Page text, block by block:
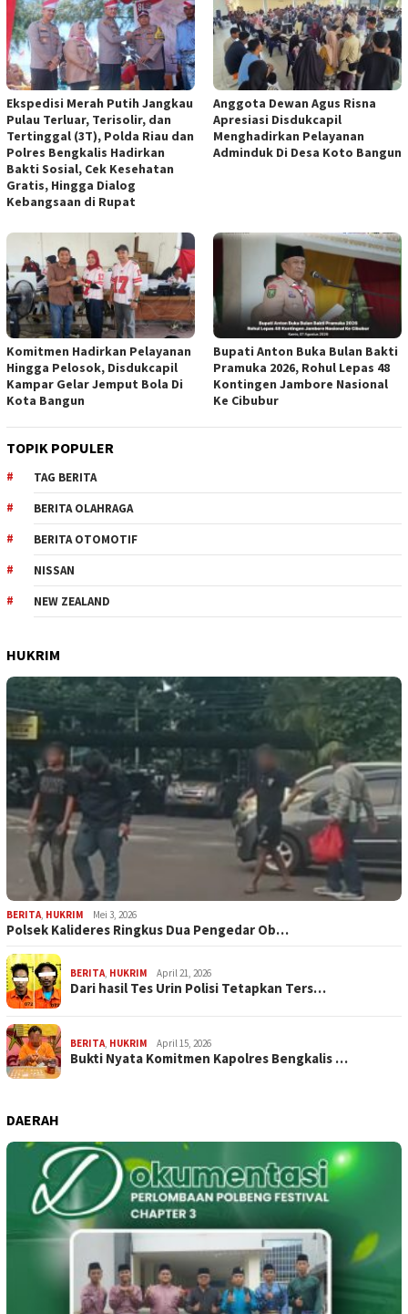
Ekspedisi Merah Putih Jangkau
Pulau Terluar, Terisolir, dan
Tertinggal (3T), Polda Riau dan
Polres Bengkalis Hadirkan
Bakti Sosial, Cek Kesehatan
Gratis, Hingga Dialog
Kebangsaan di Rupat
Anggota Dewan Agus Risna
Apresiasi Disdukcapil
Menghadirkan Pelayanan
Adminduk Di Desa Koto Bangun
Komitmen Hadirkan Pelayanan
Hingga Pelosok, Disdukcapil
Kampar Gelar Jemput Bola Di
Kota Bangun
Bupati Anton Buka Bulan Bakti
Pramuka 2026, Rohul Lepas 48
Kontingen Jambore Nasional
Ke Cibubur
TOPIK POPULER
TAG BERITA
BERITA OLAHRAGA
BERITA OTOMOTIF
NISSAN
NEW ZEALAND
HUKRIM
BERITA HUKRIM Mei 3, 2026
Polsek Kalideres Ringkus Dua Pengedar Ob…
BERITA HUKRIM April 21, 2026
Dari hasil Tes Urin Polisi Tetapkan Ters…
BERITA HUKRIM April 15, 2026
Bukti Nyata Komitmen Kapolres Bengkalis …
DAERAH